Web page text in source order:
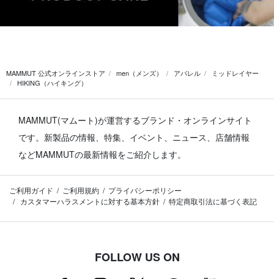
MAMMUT 公式オンラインストア men（メンズ） アパレル
ミッドレイヤー
HIKING（ハイキング）
MAMMUT(マムート)が運営するブランド・オンラインサイト
です。 新製品の情報、特集、イベント、ニュース、店舗情報
などMAMMUTの最新情報をご紹介します。
ご利用ガイド ご利用規約
プライバシーポリシー
カスタマーハラスメントに対する基本方針
特定商取引法に基づく表記
FOLLOW US ON